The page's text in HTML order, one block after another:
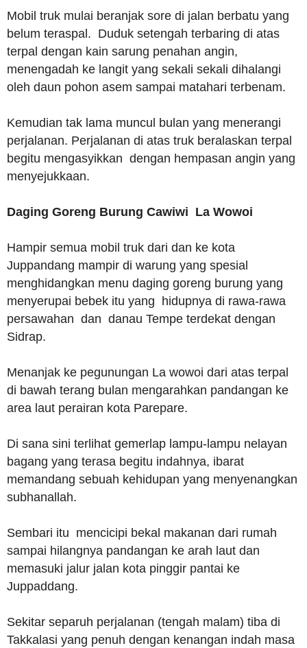
Mobil truk mulai beranjak sore di jalan berbatu yang
belum teraspal. Duduk setengah terbaring di atas
terpal dengan kain sarung penahan angin,
menengadah ke langit yang sekali sekali dihalangi
oleh daun pohon asem sampai matahari terbenam.
Kemudian tak lama muncul bulan yang menerangi
perjalanan. Perjalanan di atas truk beralaskan terpal
begitu mengasyikkan dengan hempasan angin yang
menyejukkaan.
Daging Goreng Burung Cawiwi La Wowoi
Hampir semua mobil truk dari dan ke kota
Juppandang mampir di warung yang spesial
menghidangkan menu daging goreng burung yang
menyerupai bebek itu yang hidupnya di rawa-rawa
persawahan dan danau Tempe terdekat dengan
Sidrap.
Menanjak ke pegunungan La wowoi dari atas terpal
di bawah terang bulan mengarahkan pandangan ke
area laut perairan kota Parepare.
Di sana sini terlihat gemerlap lampu-lampu nelayan
bagang yang terasa begitu indahnya, ibarat
memandang sebuah kehidupan yang menyenangkan
subhanallah.
Sembari itu mencicipi bekal makanan dari rumah
sampai hilangnya pandangan ke arah laut dan
memasuki jalur jalan kota pinggir pantai ke
Juppaddang.
Sekitar separuh perjalanan (tengah malam) tiba di
Takkalasi yang penuh dengan kenangan indah masa